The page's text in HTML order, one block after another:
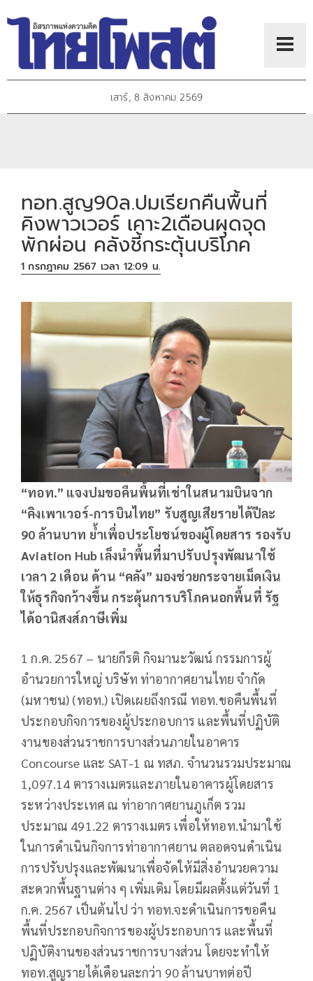
เสาร์, 8 สิงหาคม 2569
ทอท.สูญ90ล.ปมเรียกคืนพื้นที่
คิงพาวเวอร์ เคาะ2เดือนผุดจุด
พักผ่อน คลังชี้กระตุ้นบริโภค
1 กรกฎาคม 2567 เวลา 12:09 น.
“ทอท.” แจงปมขอคืนพื้นที่เช่าในสนามบินจาก
“คิงเพาเวอร์-การบินไทย” รับสูญเสียรายได้ปีละ
90 ล้านบาท ย้ำเพื่อประโยชน์ของผู้โดยสาร รองรับ
Aviation Hub เล็งนำพื้นที่มาปรับปรุงพัฒนาใช้
เวลา 2 เดือน ด้าน “คลัง” มองช่วยกระจายเม็ดเงิน
ให้ธุรกิจกว้างขึ้น กระตุ้นการบริโภคนอกพื้นที่ รัฐ
ได้อานิสงส์ภาษีเพิ่ม
1 ก.ค. 2567 – นายกีรติ กิจมานะวัฒน์ กรรมการผู้
อำนวยการใหญ่ บริษัท ท่าอากาศยานไทย จำกัด
(มหาชน) (ทอท.) เปิดเผยถึงกรณี ทอท.ขอคืนพื้นที่
ประกอบกิจการของผู้ประกอบการ และพื้นที่ปฏิบัติ
งานของส่วนราชการบางส่วนภายในอาคาร
Concourse และ SAT-1 ณ ทสภ. จำนวนรวมประมาณ
1,097.14 ตารางเมตรและภายในอาคารผู้โดยสาร
ระหว่างประเทศ ณ ท่าอากาศยานภูเก็ต รวม
ประมาณ 491.22 ตารางเมตร เพื่อให้ทอท.นำมาใช้
ในการดำเนินกิจการท่าอากาศยาน ตลอดจนดำเนิน
การปรับปรุงและพัฒนาเพื่อจัดให้มีสิ่งอำนวยความ
สะดวกพื้นฐานต่าง ๆ เพิ่มเติม โดยมีผลตั้งแต่วันที่ 1
ก.ค. 2567 เป็นต้นไป ว่า ทอท.จะดำเนินการขอคืน
พื้นที่ประกอบกิจการของผู้ประกอบการ และพื้นที่
ปฏิบัติงานของส่วนราชการบางส่วน โดยจะทำให้
ทอท.สูญรายได้เดือนละกว่า 90 ล้านบาทต่อปี